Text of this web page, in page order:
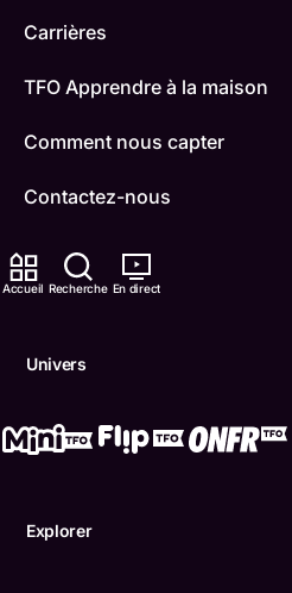
Accueil Recherche En direct
Univers
Explorer
Carrières
TFO Apprendre à la maison
Comment nous capter
Contactez-nous
ONFR
Boukili
Confidentialité